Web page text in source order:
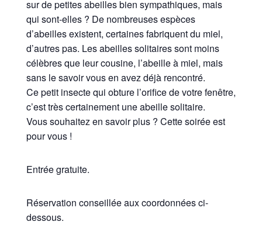
sur de petites abeilles bien sympathiques, mais
qui sont-elles ? De nombreuses espèces
d’abeilles existent, certaines fabriquent du miel,
d’autres pas. Les abeilles solitaires sont moins
célèbres que leur cousine, l’abeille à miel, mais
sans le savoir vous en avez déjà rencontré.
Ce petit insecte qui obture l’orifice de votre fenêtre,
c’est très certainement une abeille solitaire.
Vous souhaitez en savoir plus ? Cette soirée est
pour vous !
Entrée gratuite.
Réservation conseillée aux coordonnées ci-
dessous.